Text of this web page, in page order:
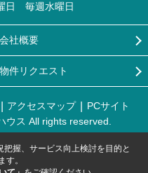
日 毎週水曜日
会社概要
物件リクエスト
アクセスマップ
PCサイト
ウス All rights reserved.
握、サービス向上検討を目的と
す。